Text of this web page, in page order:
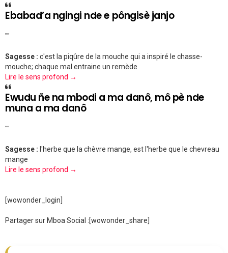
Ebabad’a ngingi nde e pôngisè janjo
""
Sagesse : c'est la piqûre de la mouche qui a inspiré le chasse-
mouche; chaque mal entraine un remède
Lire le sens profond →
Ewudu ñe na mbodi a ma danô, mô pè nde
muna a ma danô
""
Sagesse : l'herbe que la chèvre mange, est l'herbe que le chevreau
mange
Lire le sens profond →
[wowonder_login]
Partager sur Mboa Social :[wowonder_share]